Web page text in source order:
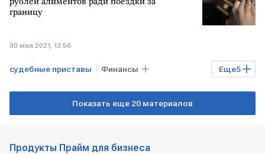
границу
30 мая 2021, 13:56
Еще5
судебные приставы Финансы
задолженность долги МОСКВА
Показать еще 20 материалов
Продукты Прайм для бизнеса